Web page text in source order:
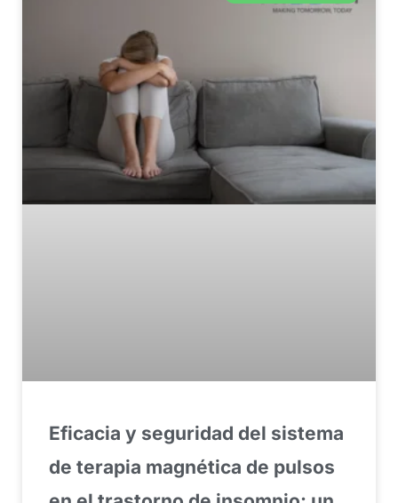
Eficacia y seguridad del sistema
de terapia magnética de pulsos